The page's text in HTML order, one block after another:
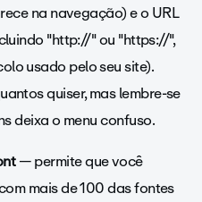
na navegação) e o URL
"http://" ou "https://",
usado pelo seu site).
quiser, mas lembre-se
deixa o menu confuso.
— permite que você
mais de 100 das fontes